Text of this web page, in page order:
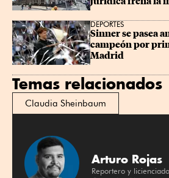
DEPORTES
Sinner se pasea
campeón por
Madrid
Temas relacionados
Claudia Sheinbaum
Arturo Rojas
Reportero y